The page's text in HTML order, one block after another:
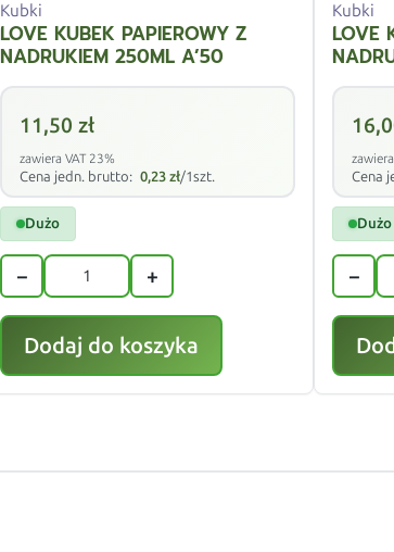
Kubki
LOVE KUBEK PAPIEROWY Z
NADRUKIEM 250ML A’50
11,50zł
zawiera VAT 23%
Cena jedn. brutto: 0,23zł/1szt.
Dużo
− +
Dodaj do koszyka
Kubki
LOVE
Cena
Dużo
−